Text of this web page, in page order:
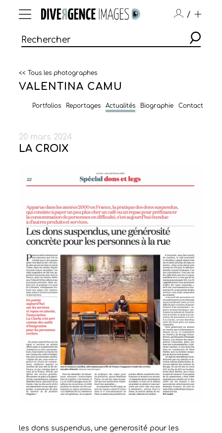
/
<< Tous les photographes
VALENTINA CAMU
Portfolios Reportages Actualités Biographie Contact
20 mars 2024
LA CROIX
les dons suspendus, une generosité pour les